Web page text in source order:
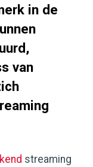
in de
van
streaming